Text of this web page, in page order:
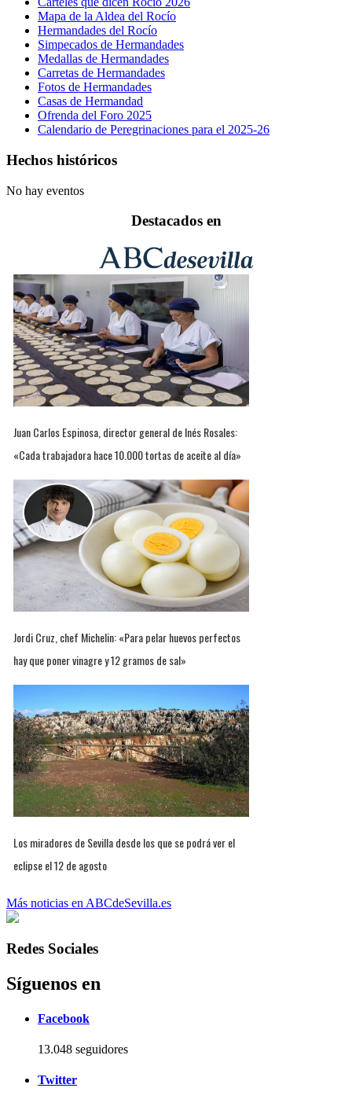
Mapa de la Aldea del Rocío
Hermandades del Rocío
Simpecados de Hermandades
Medallas de Hermandades
Carretas de Hermandades
Fotos de Hermandades
Casas de Hermandad
Ofrenda del Foro 2025
Calendario de Peregrinaciones para el 2025-26
Hechos históricos
No hay eventos
Destacados en
Juan Carlos Espinosa, director general de Inés Rosales:
«Cada trabajadora hace 10.000 tortas de aceite al día»
Jordi Cruz, chef Michelin: «Para pelar huevos perfectos
hay que poner vinagre y 12 gramos de sal»
Los miradores de Sevilla desde los que se podrá ver el
eclipse el 12 de agosto
Más noticias en ABCdeSevilla.es
Redes Sociales
Síguenos en
Facebook
13.048 seguidores
Twitter